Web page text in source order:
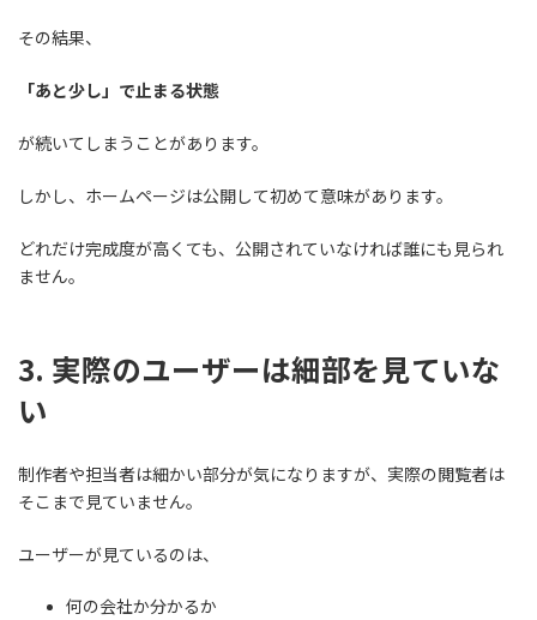
その結果、
「あと少し」で止まる状態
が続いてしまうことがあります。
しかし、ホームページは公開して初めて意味があります。
どれだけ完成度が高くても、公開されていなければ誰にも見られ
ません。
3. 実際のユーザーは細部を見ていな
い
制作者や担当者は細かい部分が気になりますが、実際の閲覧者は
そこまで見ていません。
ユーザーが見ているのは、
何の会社か分かるか